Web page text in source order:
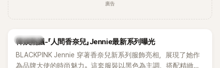
廣告
熱議討論
韓娛熱議-「人間香奈兒」Jennie最新系列曝光
BLACKPINK Jennie 穿著香奈兒新系列服飾亮相，展現了她作
為品牌大使的時尚魅力。這套服裝以黑色為主調，搭配精緻的